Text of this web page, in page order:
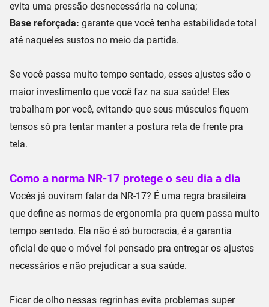
evita uma pressão desnecessária na coluna;
Base reforçada: garante que você tenha estabilidade total
até naqueles sustos no meio da partida.
Se você passa muito tempo sentado, esses ajustes são o
maior investimento que você faz na sua saúde! Eles
trabalham por você, evitando que seus músculos fiquem
tensos só pra tentar manter a postura reta de frente pra
tela.
Como a norma NR-17 protege o seu dia a dia
Vocês já ouviram falar da NR-17? É uma regra brasileira
que define as normas de ergonomia pra quem passa muito
tempo sentado. Ela não é só burocracia, é a garantia
oficial de que o móvel foi pensado pra entregar os ajustes
necessários e não prejudicar a sua saúde.
Ficar de olho nessas regrinhas evita problemas super